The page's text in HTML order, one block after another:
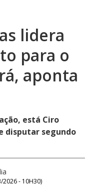
lidera
para o
aponta
está Ciro
disputar segundo
2026 - 10H30)